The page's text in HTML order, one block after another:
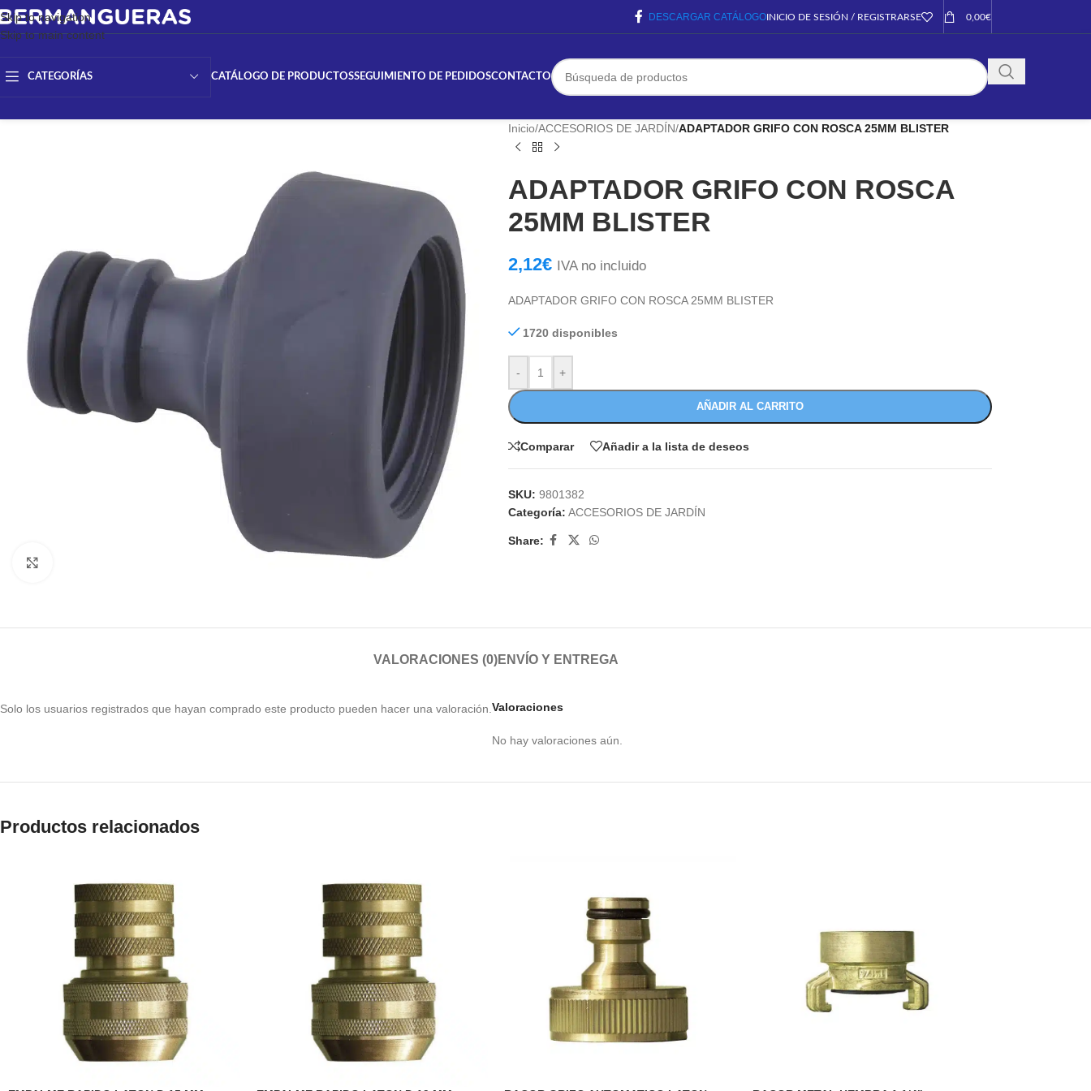
Skip to navigation
Skip to main content
DESCARGAR CATÁLOGOINICIO DE SESIÓN / REGISTRARSE 0,00€
CATEGORÍAS CATÁLOGO DE PRODUCTOSSEGUIMIENTO DE PEDIDOSCONTACTO
Inicio/ACCESORIOS DE JARDÍN/ADAPTADOR GRIFO CON ROSCA 25MM BLISTER
ADAPTADOR GRIFO CON ROSCA
25MM BLISTER
2,12€ IVA no incluido
ADAPTADOR GRIFO CON ROSCA 25MM BLISTER
1720 disponibles
- +
AÑADIR AL CARRITO
Comparar Añadir a la lista de deseos
SKU: 9801382
Categoría: ACCESORIOS DE JARDÍN
Share:
VALORACIONES (0)ENVÍO Y ENTREGA
Valoraciones
No hay valoraciones aún.
Solo los usuarios registrados que hayan comprado este producto pueden hacer una valoración.
Productos relacionados